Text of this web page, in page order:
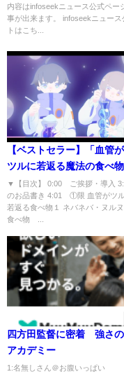
内容はinfoseekニュース公式ペー
事が出来ます。 infoseekニュース
トはこち...
【ベストセラー】「血管
ツルに若返る魔法の食べ
選」を世界一わかりやす
してみた【本要約】
▼【目次】 0:00 ご挨拶・導入
のお品書き 4:01 ①限 血管がツ
若返る食べ物１ ネバネバ・ヌル
食べ物 ...
四方田監督に密着 強さ
アカデミー
1:名無しさん＠お腹いっぱい